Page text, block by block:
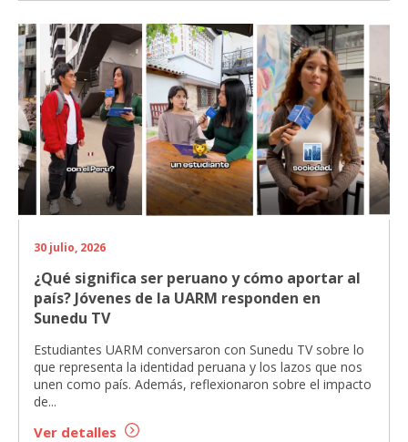
30 julio, 2026
¿Qué significa ser peruano y cómo aportar al
país? Jóvenes de la UARM responden en
Sunedu TV
Estudiantes UARM conversaron con Sunedu TV sobre lo
que representa la identidad peruana y los lazos que nos
unen como país. Además, reflexionaron sobre el impacto
de...
Ver detalles